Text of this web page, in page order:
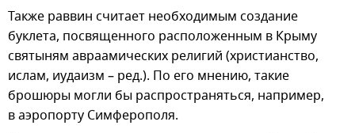
Также раввин считает необходимым создание
буклета, посвященного расположенным в Крыму
святыням авраамических религий (христианство,
ислам, иудаизм – ред.). По его мнению, такие
брошюры могли бы распространяться, например,
в аэропорту Симферополя.